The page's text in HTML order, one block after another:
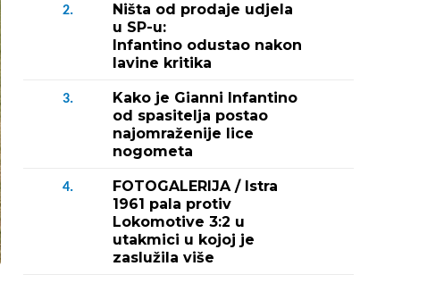
2.
Ništa od prodaje udjela
u SP-u:
Infantino odustao nakon
lavine kritika
3.
Kako je Gianni Infantino
od spasitelja postao
najomraženije lice
nogometa
4.
FOTOGALERIJA / Istra
1961 pala protiv
Lokomotive 3:2 u
utakmici u kojoj je
zaslužila više